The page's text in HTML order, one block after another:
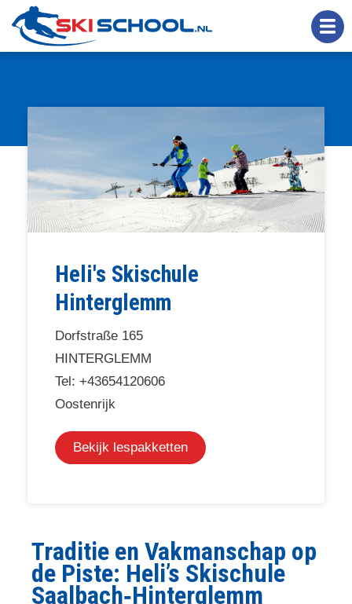
Overslaan
en
naar
de
Heli's Skischule
Hinterglemm
Dorfstraße 165
HINTERGLEMM
Tel: +43654120606
Oostenrijk
Bekijk lespakketten
Traditie en Vakmanschap op
de Piste: Heli’s Skischule
Saalbach‑Hinterglemm